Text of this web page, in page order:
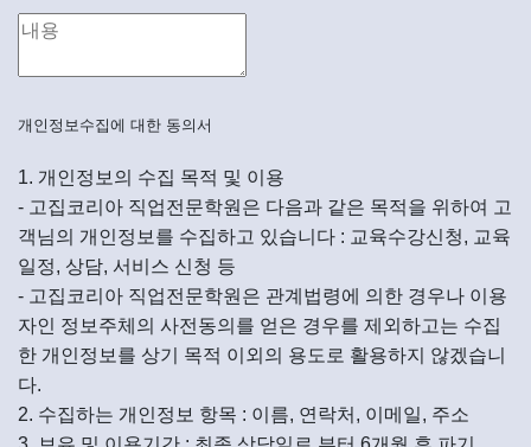
개인정보수집에 대한 동의서
1. 개인정보의 수집 목적 및 이용
- 고집코리아 직업전문학원은 다음과 같은 목적을 위하여 고
객님의 개인정보를 수집하고 있습니다 : 교육수강신청, 교육
일정, 상담, 서비스 신청 등
- 고집코리아 직업전문학원은 관계법령에 의한 경우나 이용
자인 정보주체의 사전동의를 얻은 경우를 제외하고는 수집
한 개인정보를 상기 목적 이외의 용도로 활용하지 않겠습니
다.
2. 수집하는 개인정보 항목 : 이름, 연락처, 이메일, 주소